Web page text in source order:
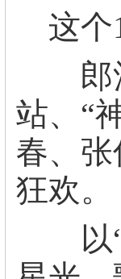
这个
郎酒
站、“
春、
狂欢。
以“